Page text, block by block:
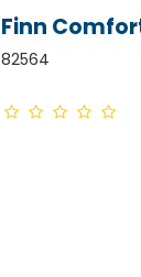
Finn
82564